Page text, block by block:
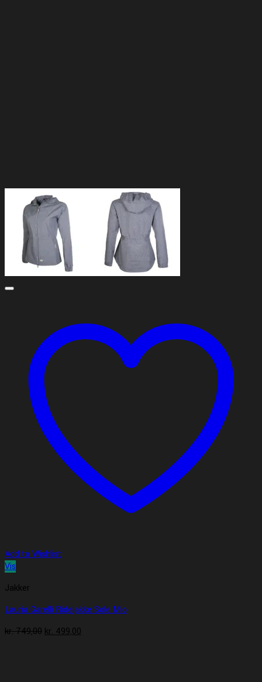
Add to Wishlist
Vis
Jakker
Lauria Garelli Ridejakke Sole Mio
kr.749,00 Den
kr.499,00